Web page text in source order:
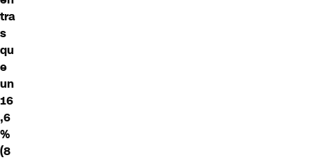
tra
s
qu
e
un
16
,6
%
(8